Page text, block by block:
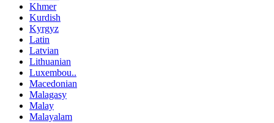
Khmer
Kurdish
Kyrgyz
Latin
Latvian
Lithuanian
Luxembou..
Macedonian
Malagasy
Malay
Malayalam